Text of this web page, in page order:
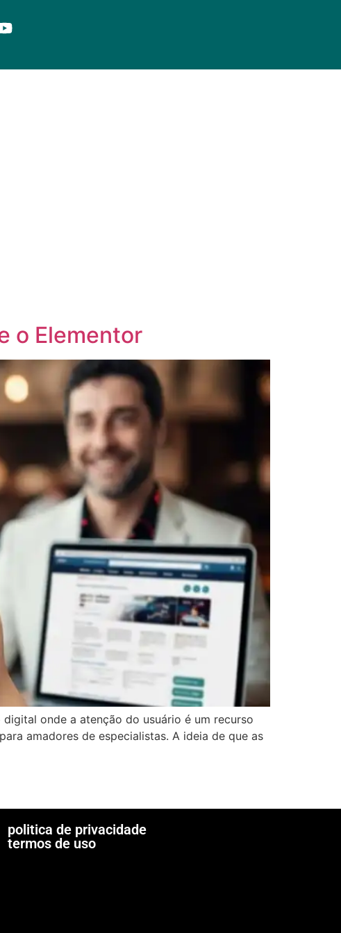
o Elementor
onde a atenção do usuário é um recurso
amadores de especialistas. A ideia de que as
politica de privacidade
termos de uso